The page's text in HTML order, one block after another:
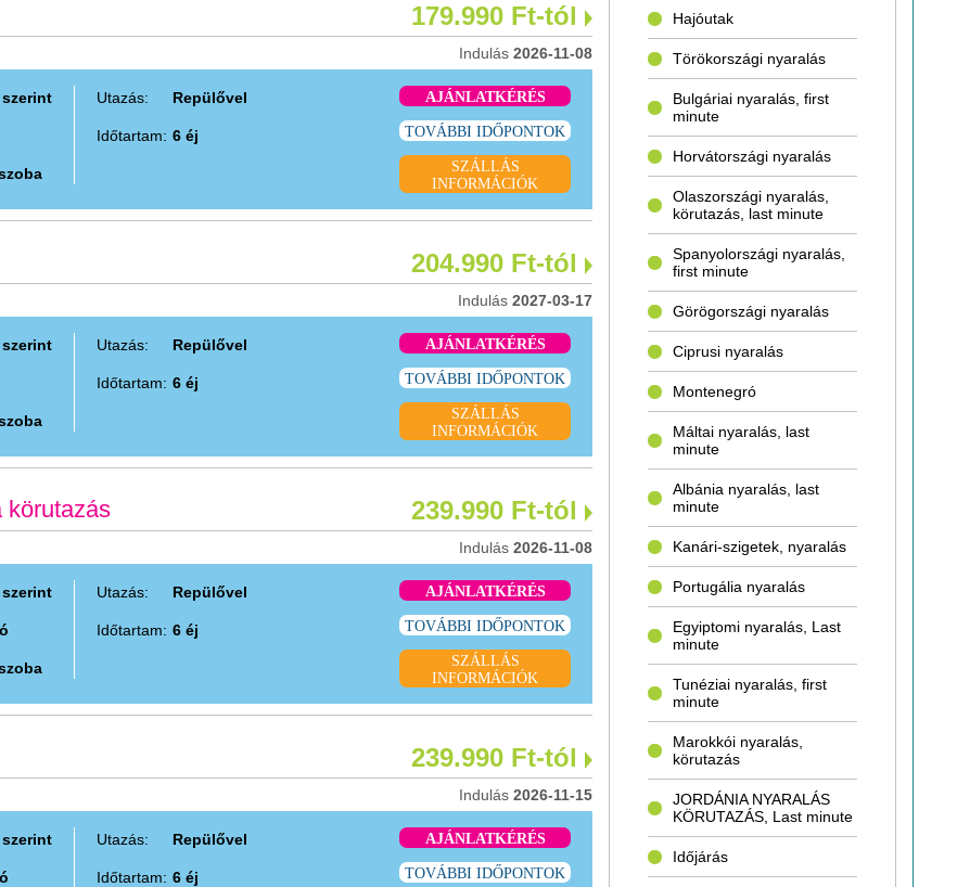
179.990 Ft-tól
Indulás 2026-11-08
szerint Utazás: Repülővel
Időtartam: 6 éj
AJÁNLATKÉRÉS
TOVÁBBI IDŐPONTOK
SZÁLLÁS
INFORMÁCIÓK
204.990 Ft-tól
Indulás 2027-03-17
szerint Utazás: Repülővel
Időtartam: 6 éj
AJÁNLATKÉRÉS
TOVÁBBI IDŐPONTOK
SZÁLLÁS
INFORMÁCIÓK
körutazás 239.990 Ft-tól
Indulás 2026-11-08
szerint Utazás: Repülővel
Időtartam: 6 éj
AJÁNLATKÉRÉS
TOVÁBBI IDŐPONTOK
SZÁLLÁS
INFORMÁCIÓK
239.990 Ft-tól
Indulás 2026-11-15
szerint Utazás: Repülővel
Időtartam: 6 éj
AJÁNLATKÉRÉS
TOVÁBBI IDŐPONTOK
Hajóutak
Törökországi nyaralás
Bulgáriai nyaralás, first
minute
Horvátországi nyaralás
Olaszországi nyaralás,
körutazás, last minute
Spanyolországi nyaralás,
first minute
Görögországi nyaralás
Ciprusi nyaralás
Montenegró
Máltai nyaralás, last
minute
Albánia nyaralás, last
minute
Kanári-szigetek, nyaralás
Portugália nyaralás
Egyiptomi nyaralás, Last
minute
Tunéziai nyaralás, first
minute
Marokkói nyaralás,
körutazás
JORDÁNIA NYARALÁS
KÖRUTAZÁS, Last minute
Időjárás